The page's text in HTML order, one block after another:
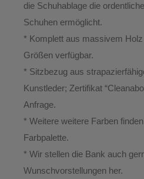
die Schuhablage die
Schuhen ermöglicht.
* Komplett aus massivem
Größen verfügbar.
* Sitzbezug aus
Kunstleder; Zertifikat
Anfrage.
* Weitere weitere Farben
Farbpalette.
* Wir stellen die Bank auch
Wunschvorstellungen her.